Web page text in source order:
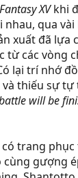
XVkhi
qua
xuất đã
các vòng
lại trí nhớ
thiếu sự
will be
trang
gượng